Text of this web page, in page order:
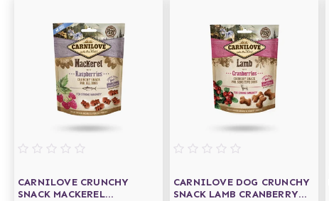
CARNILOVE CRUNCHY
SNACK MACKEREL
CARNILOVE DOG CRUNCHY
SNACK LAMB CRANBERRY